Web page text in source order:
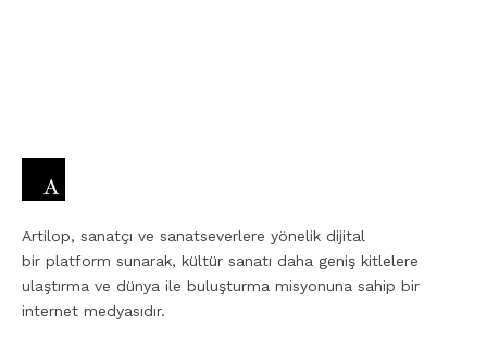
Artilop, sanatçı ve sanatseverlere yönelik dijital
bir platform sunarak, kültür sanatı daha geniş kitlelere
ulaştırma ve dünya ile buluşturma misyonuna sahip bir
internet medyasıdır.